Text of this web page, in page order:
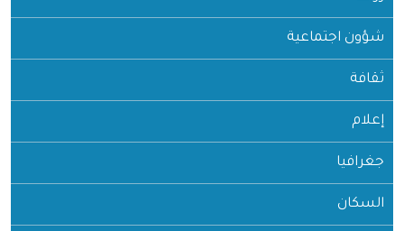
شؤون اجتماعية
ثقافة
إعلام
جغرافيا
السكان